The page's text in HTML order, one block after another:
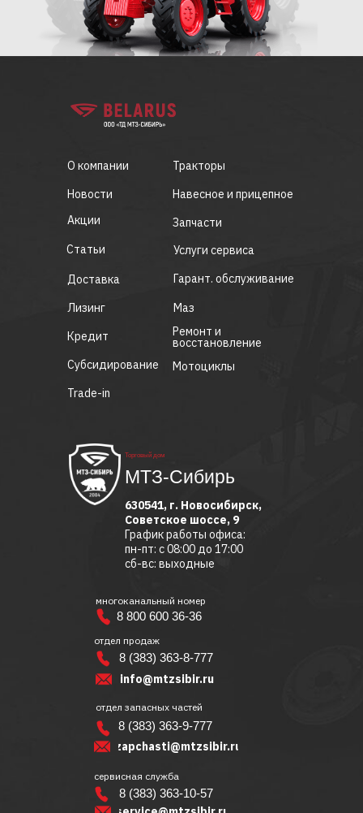
Торговый дом
МТЗ-Сибирь
Акции
Статьи
Новости
Trade-in
Субсидирование
Кредит
Лизинг
Ремонт и
восстановление
Гарант. обслуживание
Услуги сервиса
Доставка
Мотоциклы
Маз
Запчасти
Навесное и прицепное
Тракторы
О компании
630541, г. Новосибирск,
Советское шоссе, 9
График работы офиса:
пн-пт: с 08:00 до 17:00
сб-вс: выходные
zapchasti@mtzsibir.ru
отдел запасных частей
сервисная служба
info@mtzsibir.ru
8 (383) 363-10-57
отдел продаж
многоканальный номер
8 800 600 36-36
8 (383) 363-9-777
8 (383) 363-8-777